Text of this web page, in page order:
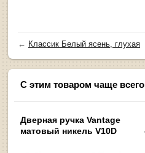
← Классик Белый ясень, глухая
С этим товаром чаще
Дверная ручка Vantage
матовый никель V10D